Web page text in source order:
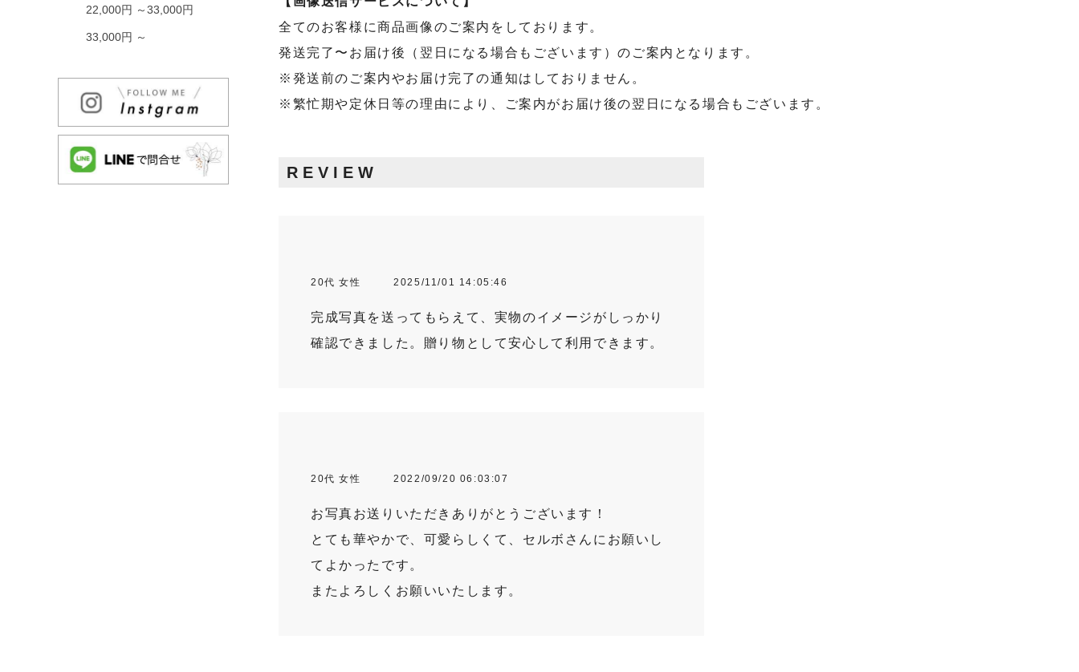
22,000円 ～33,000円
33,000円 ～
全てのお客様に商品画像のご案内をしております。
発送完了〜お届け後（翌日になる場合もございます）のご案内となります。
※発送前のご案内やお届け完了の通知はしておりません。
※繁忙期や定休日等の理由により、ご案内がお届け後の翌日になる場合もございます。
REVIEW
20代 女性 2025/11/01 14:05:46
完成写真を送ってもらえて、実物のイメージがしっかり
確認できました。贈り物として安心して利用できます。
20代 女性 2022/09/20 06:03:07
お写真お送りいただきありがとうございます！
とても華やかで、可愛らしくて、セルボさんにお願いし
てよかったです。
またよろしくお願いいたします。